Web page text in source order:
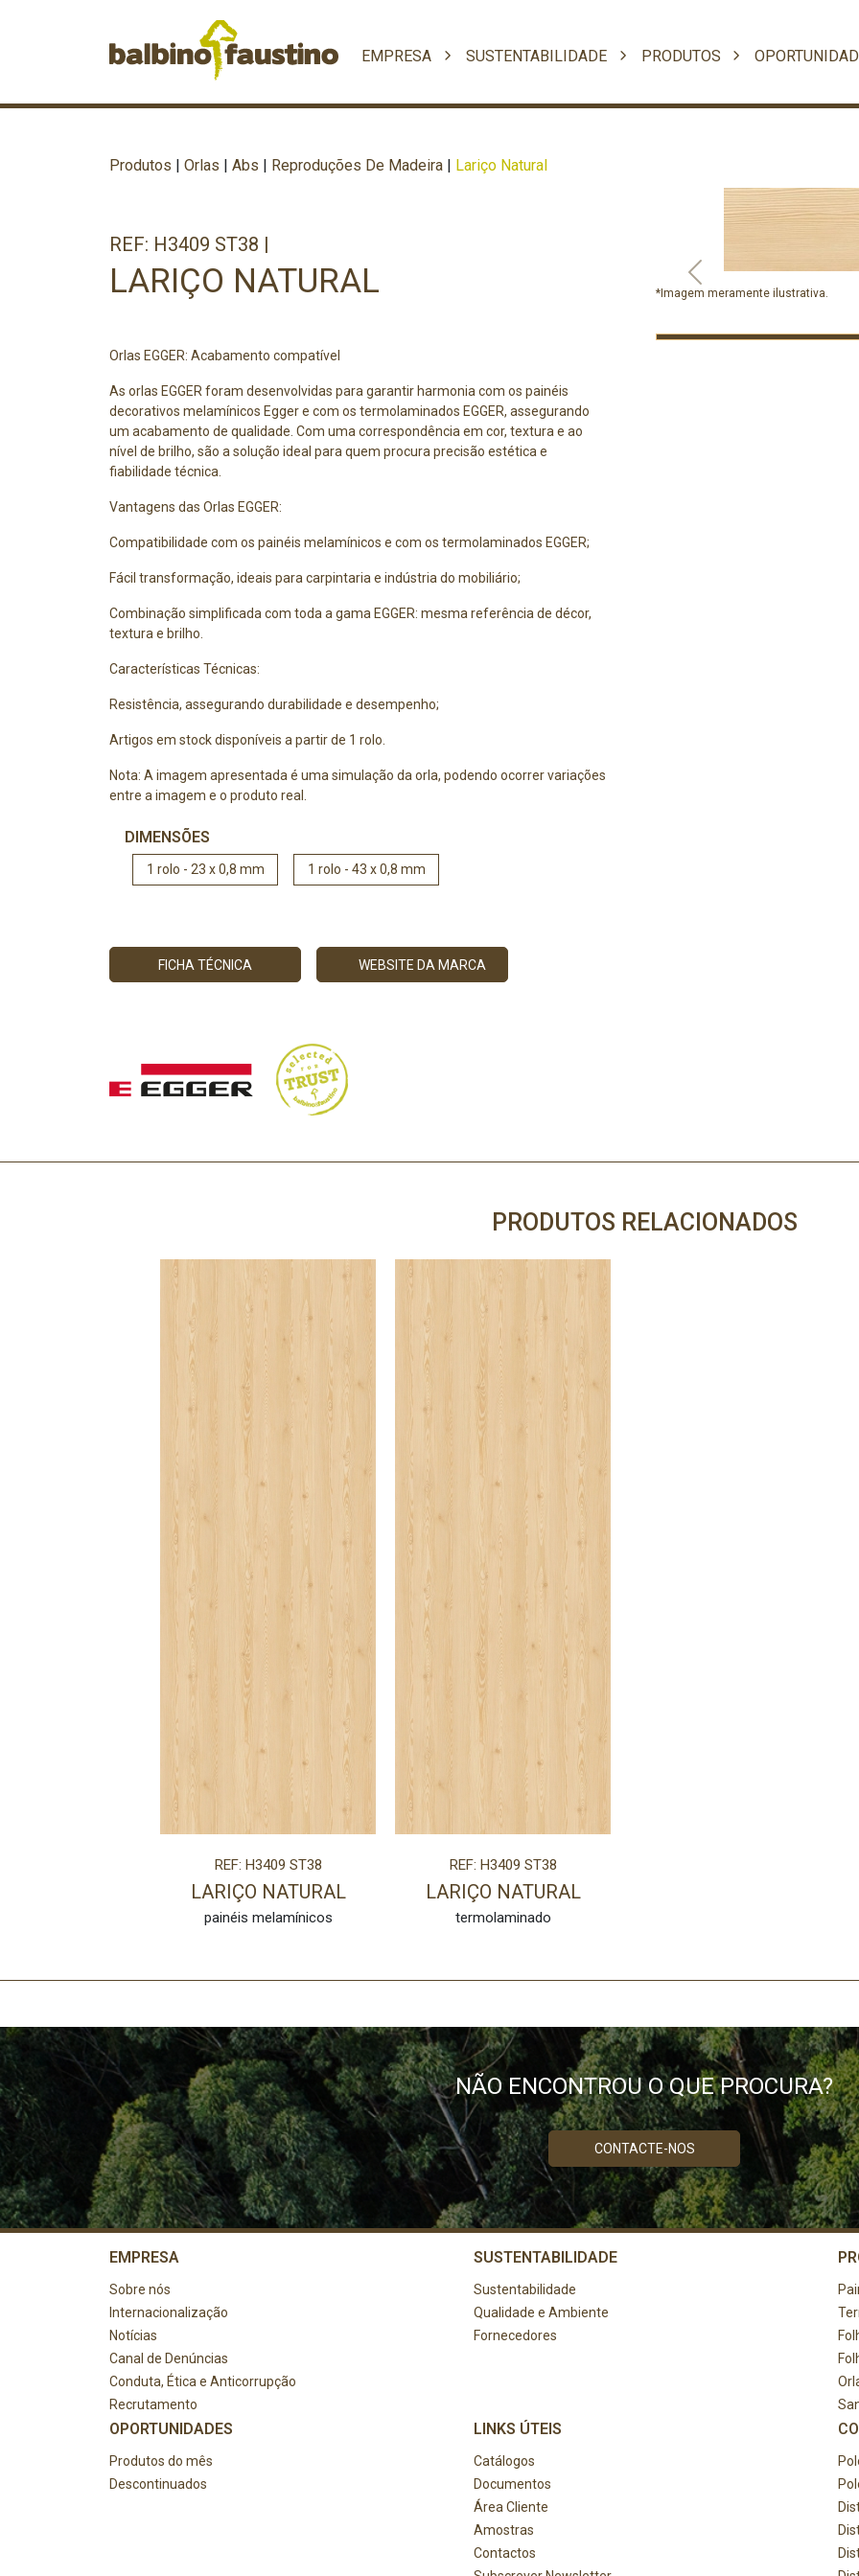
EMPRESA SUSTENTABILIDADE PRODUTOS
PRECISA DE AJUDA?
Comece por escrever aqui o que procura.
Produtos | Orlas | Abs | Reproduções De Madeira | Lariço Natural
REF: H3409 ST38 |
LARIÇO NATURAL
Orlas EGGER: Acabamento compatível
As orlas EGGER foram desenvolvidas para garantir harmonia com os painéis
decorativos melamínicos Egger e com os termolaminados EGGER, assegurando
um acabamento de qualidade. Com uma correspondência em cor, textura e ao
nível de brilho, são a solução ideal para quem procura precisão estética e
fiabilidade técnica.
Vantagens das Orlas EGGER:
Compatibilidade com os painéis melamínicos e com os termolaminados EGGER;
Fácil transformação, ideais para carpintaria e indústria do mobiliário;
Combinação simplificada com toda a gama EGGER: mesma referência de décor,
textura e brilho.
Características Técnicas:
Resistência, assegurando durabilidade e desempenho;
Artigos em stock disponíveis a partir de 1 rolo.
Nota: A imagem apresentada é uma simulação da orla, podendo ocorrer variações
entre a imagem e o produto real.
DIMENSÕES
1 rolo - 23 x 0,8 mm 1 rolo - 43 x 0,8 mm
FICHA TÉCNICA WEBSITE DA MARCA
Previous
*Imagem meramente ilustrativa.
PRODUTOS RELACIONADOS
REF: H3409 ST38
LARIÇO NATURAL
painéis melamínicos
REF: H3409 ST38
LARIÇO NATURAL
termolaminado
NÃO ENCONTROU O QUE PROCURA?
CONTACTE-NOS
EMPRESA
Sobre nós
Internacionalização
Notícias
Canal de Denúncias
Conduta, Ética e Anticorrupção
Recrutamento
SUSTENTABILIDADE
Sustentabilidade
Qualidade e Ambiente
Fornecedores
OPORTUNIDADES
Produtos do mês
Descontinuados
LINKS ÚTEIS
Catálogos
Documentos
Área Cliente
Amostras
Contactos